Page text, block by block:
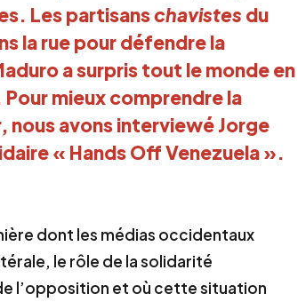
Les partisanschavistes du
la rue pour défendre la
a surpris tout le monde en
mieux comprendre la
nous avons interviewé Jorge
« Hands Off Venezuela ».
dont les médias occidentaux
le rôle de la solidarité
l’opposition et où cette situation